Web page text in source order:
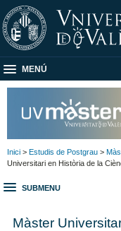
MENÚ
Inici > Estudis de Postgrau >
Universitari en Història de la
SUBMENU
Màster